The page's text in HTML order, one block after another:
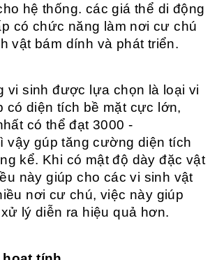
hệ thống. các giá thể di động
có chức năng làm nơi cư chú
vật bám dính và phát triển.
vi sinh được lựa chọn là loại vi
có diện tích bề mặt cực lớn,
có thể đạt 3000 -
vậy gúp tăng cường diện tích
kể. Khi có mật độ dày đặc vật
này giúp cho các vi sinh vật
nơi cư chú, việc này giúp
lý diễn ra hiệu quả hơn.